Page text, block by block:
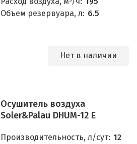
Объем резервуара, л: 6.5
Нет в наличии
Осушитель воздуха
Soler&Palau DHUM-12 E
Производительность, л/сут: 12